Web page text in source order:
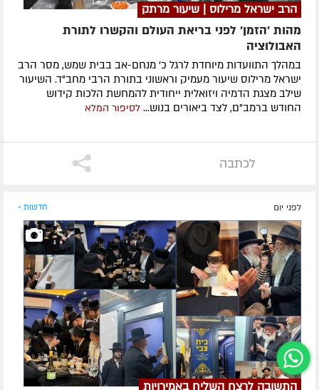
הרב ישראל מרילוס | שיעור מרתק
מהות 'הזמן' לפני בריאת העולם והקשרו לתורת
האבולוציה
במהלך התוועדות מיוחדת לרגל כ' מנחם-אב בבית שמש, מסר הרב
ישראל מרילוס שיעור מעמיק וראשוני בתורת הרבי מחב"ד. השיעור
שילב מצגת הדמיה ויזואלית ייחודית להמחשת הלכות קידוש
החודש ברמב"ם, לצד ביאורים בנוש... לסיפור המלא
לכתבה
לפני יום חדשות »
התשובה לרצח השליח באמירויות